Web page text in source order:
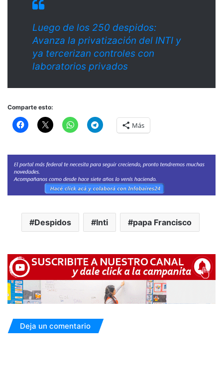
Luego de los 250 despidos:
Avanza la privatización del INTI y
ya tercerizan controles con
laboratorios privados
Comparte esto:
Más
Despidos Inti papa Francisco
Deja un comentario